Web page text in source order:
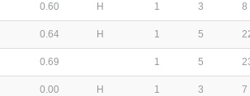
0.60 H 1 3 8
0.64 H 1 5
0.69 1 5
0.00 H 1 3 7